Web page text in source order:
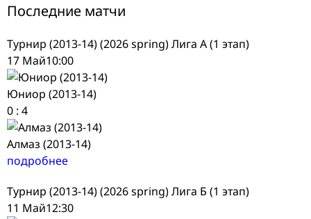
Последние матчи
Турнир (2013-14) (2026 spring) Лига А (1 этап)
17 Май10:00
Юниор (2013-14)
0 : 4
Алмаз (2013-14)
подробнее
Турнир (2013-14) (2026 spring) Лига Б (1 этап)
11 Май12:30